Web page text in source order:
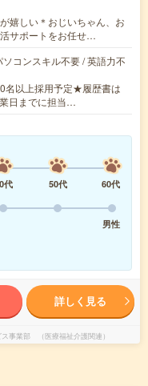
嬉しい＊おじいちゃん、お
サポートをお任せ…
コンスキル不要 / 英語力不
名以上採用予定★履歴書は
日までに担当…
代 50代
60代
男性
詳しく見る
事業部 （医療福祉介護関連）